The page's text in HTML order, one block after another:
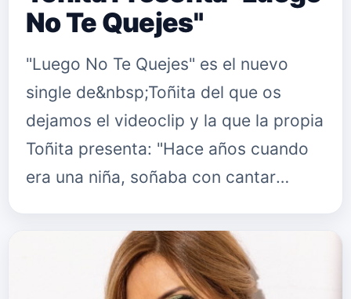
No Te Quejes"
"Luego No Te Quejes" es el nuevo
single de&nbsp;Toñita del que os
dejamos el videoclip y la que la propia
Toñita presenta: "Hace años cuando
era una niña, soñaba con cantar
canciones como el gran artista Juan